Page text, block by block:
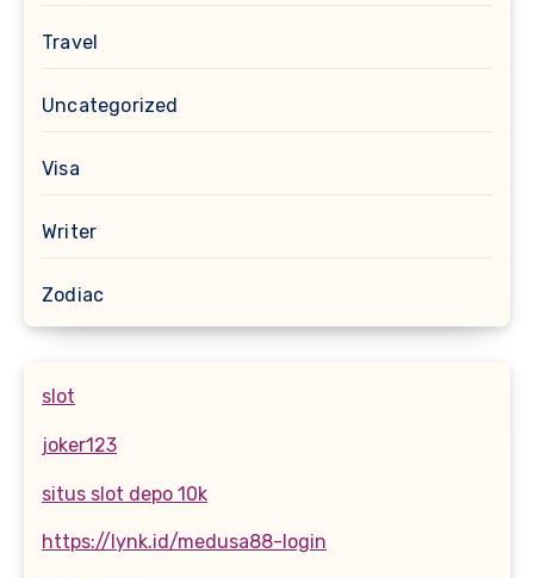
Travel
Uncategorized
Visa
Writer
Zodiac
slot
joker123
situs slot depo 10k
https://lynk.id/medusa88-login